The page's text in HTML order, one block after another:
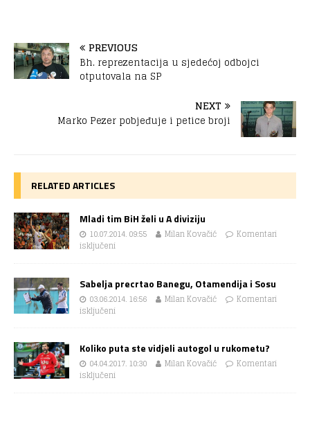
PREVIOUS
Bh. reprezentacija u sjedećoj odbojci
otputovala na SP
NEXT
Marko Pezer pobjeđuje i petice broji
RELATED ARTICLES
Mladi tim BiH želi u A diviziju
10.07.2014. 09:55 Milan Kovačić
Komentari
isključeni
Sabelja precrtao Banegu, Otamendija i Sosu
03.06.2014. 16:56 Milan Kovačić
Komentari
isključeni
Koliko puta ste vidjeli autogol u rukometu?
04.04.2017. 10:30 Milan Kovačić
Komentari
isključeni